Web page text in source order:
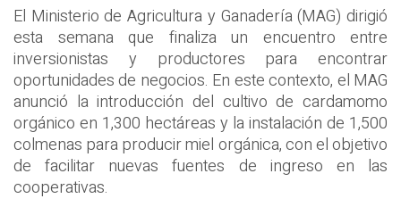
El Ministerio de Agricultura y Ganadería (MAG) dirigió
esta semana que finaliza un encuentro entre
inversionistas y productores para encontrar
oportunidades de negocios. En este contexto, el MAG
anunció la introducción del cultivo de cardamomo
orgánico en 1,300 hectáreas y la instalación de 1,500
colmenas para producir miel orgánica, con el objetivo
de facilitar nuevas fuentes de ingreso en las
cooperativas.